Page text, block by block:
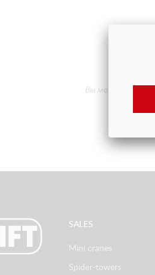
Вы можете
SALES
Mini cranes
Spider-towers